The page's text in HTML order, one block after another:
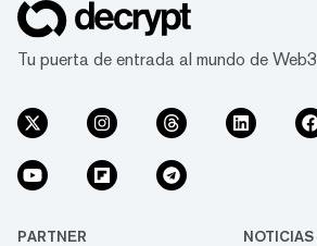
Tu puerta de entrada al mundo de Web3
PARTNER NOTICIAS